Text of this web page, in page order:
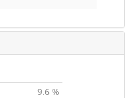
9.6 %